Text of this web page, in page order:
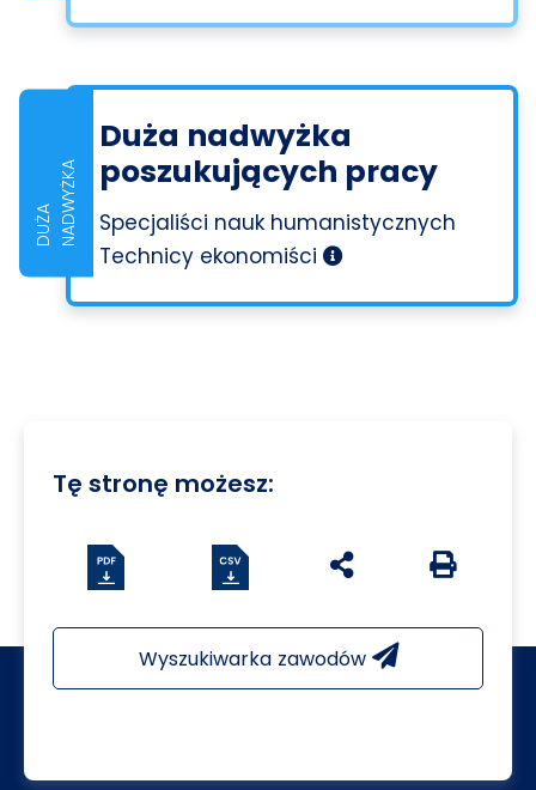
D
U
Ż
A
N
A
D
W
Y
Ż
K A
Duża nadwyżka
poszukujących pracy
Specjaliści nauk humanistycznych
Technicy ekonomiści
Tę stronę możesz:
Pobierz plik csvudostępnij na social
Generuj
Wyszukiwarka zawodów